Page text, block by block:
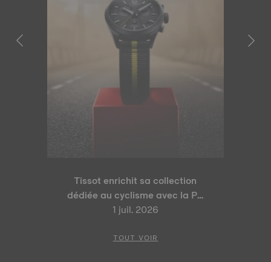
Tissot enrichit sa collection
dédiée au cyclisme avec la PR
100 Tour de France 2026 Édition
Cyclisme
1 juil. 2026
TOUT VOIR